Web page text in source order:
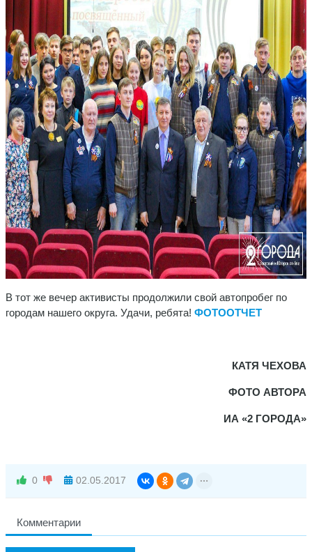
В тот же вечер активисты продолжили свой автопробег по
городам нашего округа. Удачи, ребята! ФОТООТЧЕТ
КАТЯ ЧЕХОВА
ФОТО АВТОРА
ИА «2 ГОРОДА»
0 02.05.2017
Комментарии